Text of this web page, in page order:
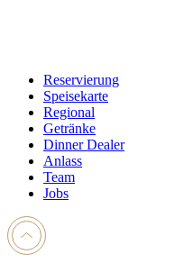
Reservierung
Speisekarte
Regional
Getränke
Dinner Dealer
Anlass
Team
Jobs